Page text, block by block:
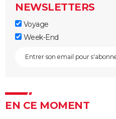
NEWSLETTERS
Voyage
Week-End
EN CE MOMENT